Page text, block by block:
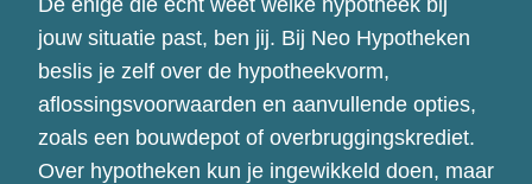
De enige die écht weet welke hypotheek bij
jouw situatie past, ben jij. Bij Neo Hypotheken
beslis je zelf over de hypotheekvorm,
aflossingsvoorwaarden en aanvullende opties,
zoals een bouwdepot of overbruggingskrediet.
Over hypotheken kun je ingewikkeld doen, maar